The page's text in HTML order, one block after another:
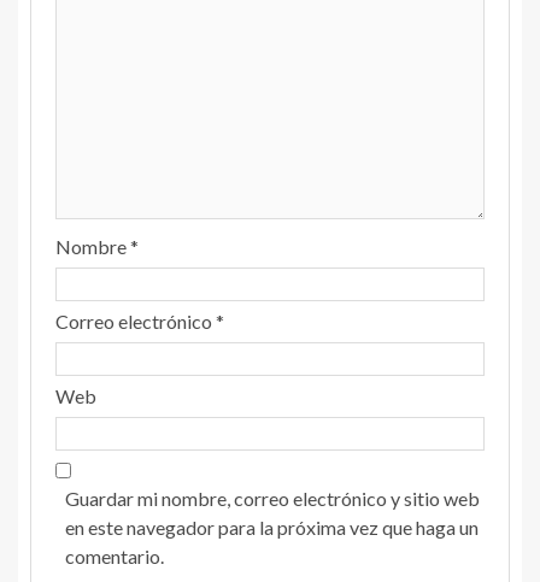
Nombre*
Correo electrónico *
Web
Guardar mi nombre, correo electrónico y sitio web
en este navegador para la próxima vez que haga un
comentario.